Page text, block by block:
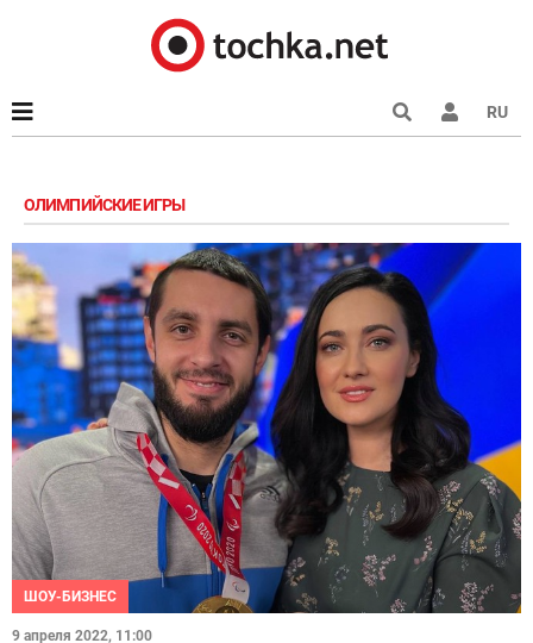
RU
ОЛИМПИЙСКИЕ ИГРЫ
ШОУ-БИЗНЕС
9 апреля 2022, 11:00